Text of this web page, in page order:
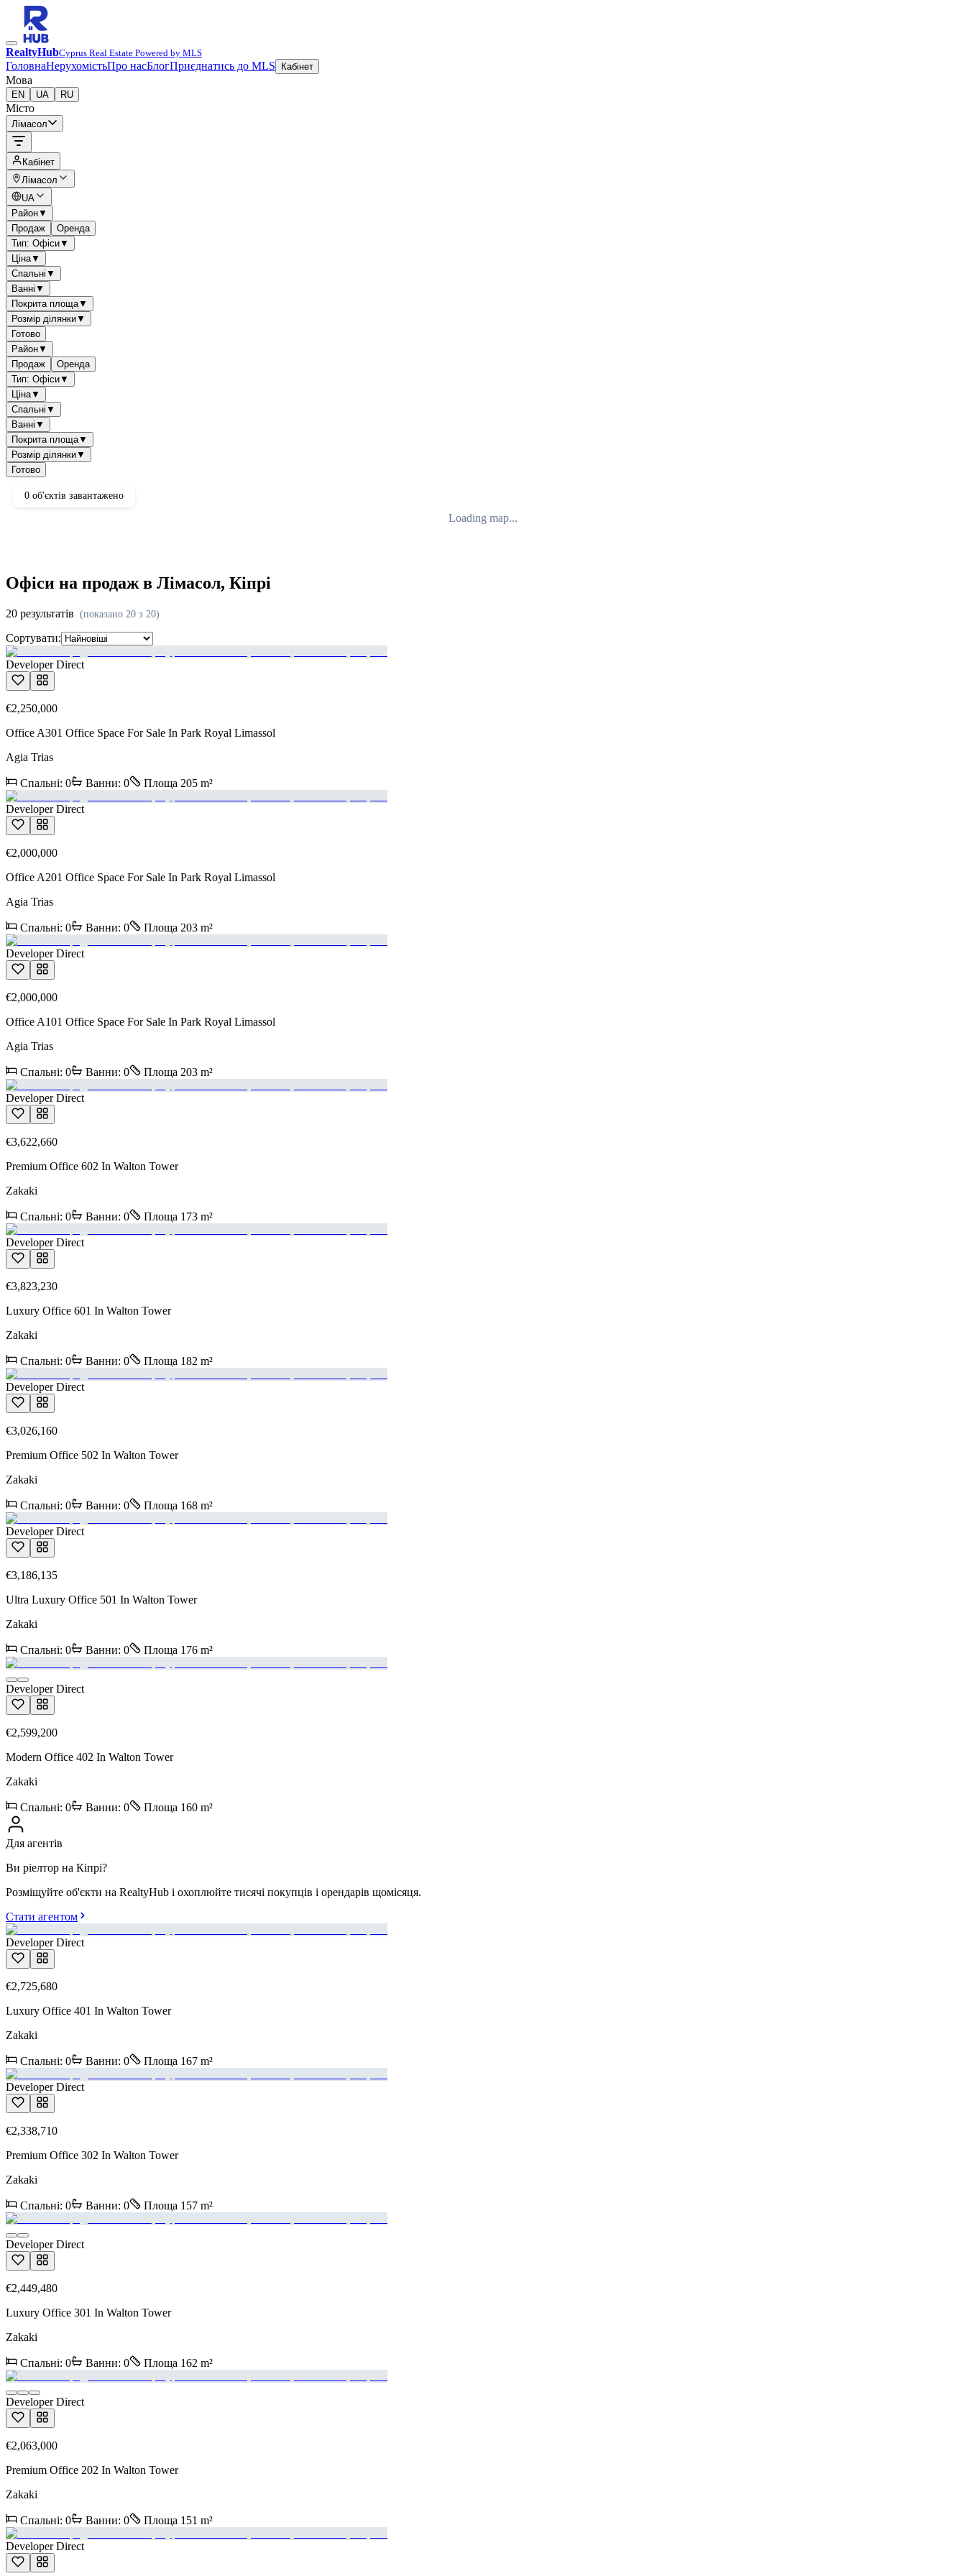
RealtyHubCyprus Real Estate Powered by MLS
ГоловнаНерухомістьПро насБлогПриєднатись до MLS Кабінет
Мова
EN UA RU
Місто
Лімасол
Кабінет
Лімасол
UA
Район▼
Продаж
Оренда
Тип: Офіси▼
Ціна▼
Спальні ▼
Ванні ▼
Покрита площа▼
Розмір ділянки▼
Готово
Район▼
Продаж
Оренда
Тип: Офіси▼
Ціна▼
Спальні ▼
Ванні ▼
Покрита площа▼
Розмір ділянки▼
Готово
0 об'єктів завантажено
Loading map...
Офіси на продаж в Лімасол, Кіпрі
20 результатів (показано 20 з 20)
Сортувати:
Developer Direct
€2,250,000
Office A301 Office Space For Sale In Park Royal Limassol
Agia Trias
Спальні: 0 Ванни: 0 Площа 205 m²
Developer Direct
€2,000,000
Office A201 Office Space For Sale In Park Royal Limassol
Agia Trias
Спальні: 0 Ванни: 0 Площа 203 m²
Developer Direct
€2,000,000
Office A101 Office Space For Sale In Park Royal Limassol
Agia Trias
Спальні: 0 Ванни: 0 Площа 203 m²
Developer Direct
€3,622,660
Premium Office 602 In Walton Tower
Zakaki
Спальні: 0 Ванни: 0 Площа 173 m²
Developer Direct
€3,823,230
Luxury Office 601 In Walton Tower
Zakaki
Спальні: 0 Ванни: 0 Площа 182 m²
Developer Direct
€3,026,160
Premium Office 502 In Walton Tower
Zakaki
Спальні: 0 Ванни: 0 Площа 168 m²
Developer Direct
€3,186,135
Ultra Luxury Office 501 In Walton Tower
Zakaki
Спальні: 0 Ванни: 0 Площа 176 m²
Developer Direct
€2,599,200
Modern Office 402 In Walton Tower
Zakaki
Спальні: 0 Ванни: 0 Площа 160 m²
Для агентів
Ви ріелтор на Кіпрі?
Розміщуйте об'єкти на RealtyHub і охоплюйте тисячі покупців і орендарів щомісяця.
Стати агентом
Developer Direct
€2,725,680
Luxury Office 401 In Walton Tower
Zakaki
Спальні: 0 Ванни: 0 Площа 167 m²
Developer Direct
€2,338,710
Premium Office 302 In Walton Tower
Zakaki
Спальні: 0 Ванни: 0 Площа 157 m²
Developer Direct
€2,449,480
Luxury Office 301 In Walton Tower
Zakaki
Спальні: 0 Ванни: 0 Площа 162 m²
Developer Direct
€2,063,000
Premium Office 202 In Walton Tower
Zakaki
Спальні: 0 Ванни: 0 Площа 151 m²
Developer Direct